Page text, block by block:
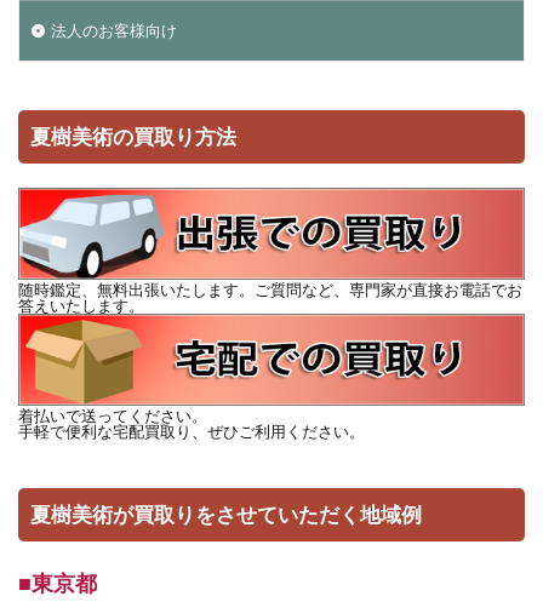
法人のお客様向け
夏樹美術の買取り方法
随時鑑定、無料出張いたします。ご質問など、専門家が直接お電話でお
答えいたします。
着払いで送ってください。
手軽で便利な宅配買取り、ぜひご利用ください。
夏樹美術が買取りをさせていただく地域例
■東京都